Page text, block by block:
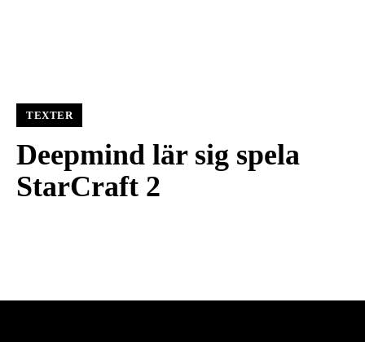
TEXTER
Deepmind lär sig spela
StarCraft 2